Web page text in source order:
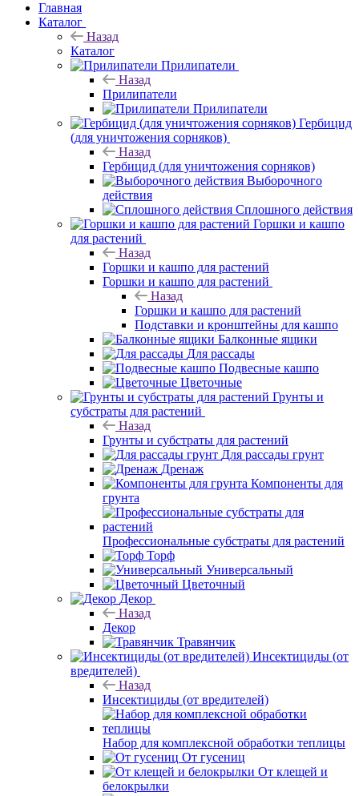
Главная
Каталог
Назад
Каталог
Прилипатели
Назад
Прилипатели
Прилипатели
Гербицид
(для уничтожения сорняков)
Назад
Гербицид (для уничтожения сорняков)
Выборочного
действия
Сплошного действия
Горшки и кашпо
для растений
Назад
Горшки и кашпо для растений
Горшки и кашпо для растений
Назад
Горшки и кашпо для растений
Подставки и кронштейны для кашпо
Балконные ящики
Для рассады
Подвесные кашпо
Цветочные
Грунты и
субстраты для растений
Назад
Грунты и субстраты для растений
Для рассады грунт
Дренаж
Компоненты для
грунта
Профессиональные субстраты для растений
Торф
Универсальный
Цветочный
Декор
Назад
Декор
Травянчик
Инсектициды (от
вредителей)
Назад
Инсектициды (от вредителей)
Набор для комплексной обработки теплицы
От гусениц
От клещей и
белокрылки